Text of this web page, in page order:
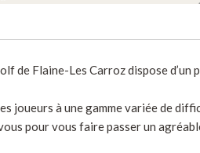
de Flaine-Les Carroz dispose
joueurs à une gamme variée de
pour vous faire passer un